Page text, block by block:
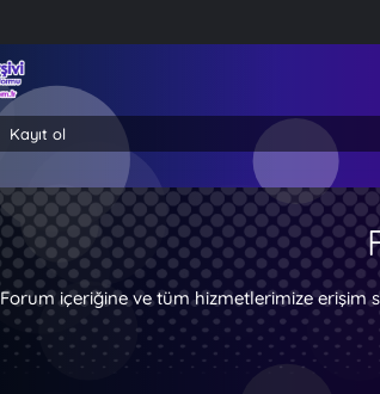
Kayıt ol
Forum içeriğine ve tüm hizmetlerimize erişim